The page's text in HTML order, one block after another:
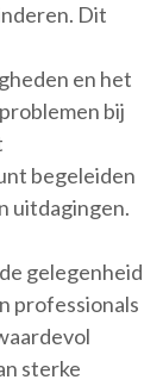
Dit
en het
bij
begeleiden
uitdagingen.
gelegenheid
professionals
sterke